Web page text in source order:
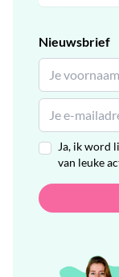
Nieuwsbrief
Ja, ik word
van leuke